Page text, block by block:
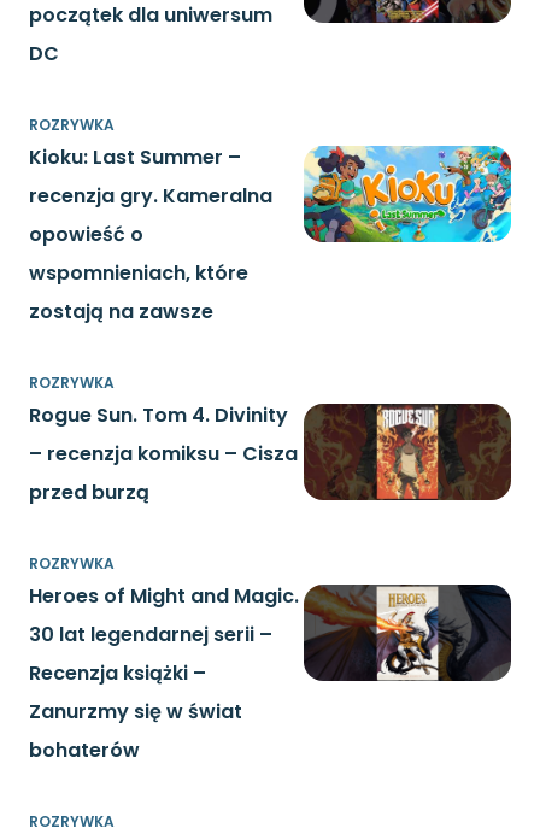
początek dla uniwersum
DC
ROZRYWKA
Kioku: Last Summer –
recenzja gry. Kameralna
opowieść o
wspomnieniach, które
zostają na zawsze
ROZRYWKA
Rogue Sun. Tom 4. Divinity
– recenzja komiksu – Cisza
przed burzą
ROZRYWKA
Heroes of Might and Magic.
30 lat legendarnej serii –
Recenzja książki –
Zanurzmy się w świat
bohaterów
ROZRYWKA